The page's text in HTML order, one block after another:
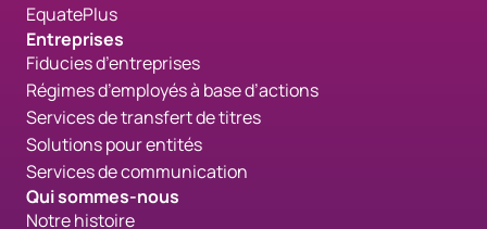
EquatePlus
Entreprises
Fiducies d’entreprises
Régimes d’employés à base d’actions
Services de transfert de titres
Solutions pour entités
Services de communication
Qui sommes-nous
Notre histoire